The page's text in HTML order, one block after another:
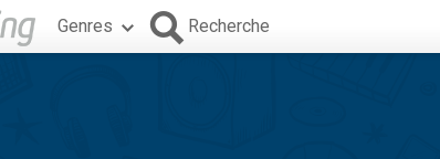
Genres Recherche